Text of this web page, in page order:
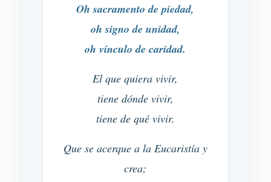
Oh sacramento de piedad,
oh signo de unidad,
oh vínculo de caridad.
El que quiera vivir,
tiene dónde vivir,
tiene de qué vivir.
Que se acerque a la Eucaristía y
crea;